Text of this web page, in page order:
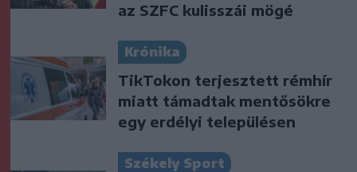
az SZFC kulisszái mögé
Krónika
TikTokon terjesztett rémhír
miatt támadtak mentősökre
egy erdélyi településen
Székely Sport